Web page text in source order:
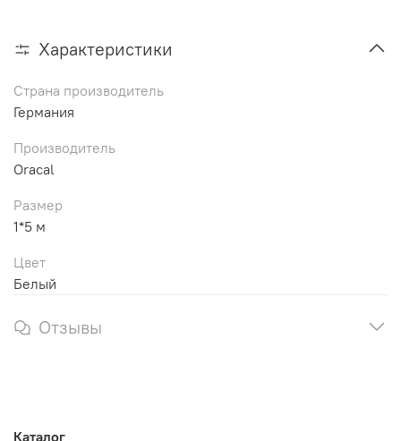
Характеристики
Страна производитель
Германия
Производитель
Oracal
Размер
1*5 м
Цвет
Белый
Отзывы
Каталог